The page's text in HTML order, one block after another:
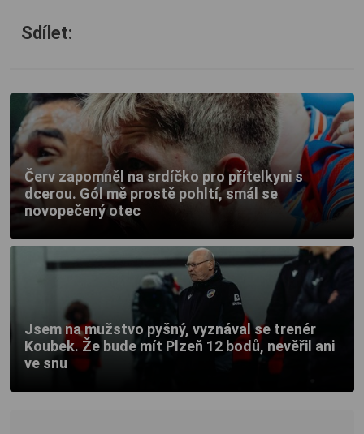
Sdílet:
Červ zapomněl na srdíčko pro přítelkyni s
dcerou. Gól mě prostě pohltí, smál se
novopečený otec
Jsem na mužstvo pyšný, vyznával se trenér
Koubek. Že bude mít Plzeň 12 bodů, nevěřil ani
ve snu